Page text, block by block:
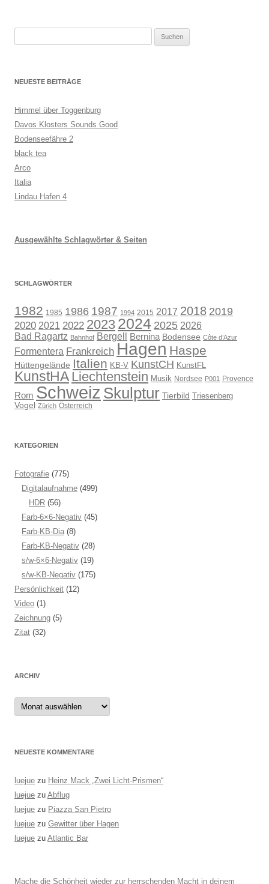
NEUESTE BEITRÄGE
Himmel über Toggenburg
Davos Klosters Sounds Good
Bodenseefähre 2
black tea
Arco
Italia
Lindau Hafen 4
Ausgewählte Schlagwörter & Seiten
SCHLAGWÖRTER
1982 1985 1986 1987 1994 2015 2017 2018 2019
2020 2021 2022 2023 2024 2025 2026
Bad Ragartz Bahnhof Bergell Bernina Bodensee Côte d’Azur
Formentera Frankreich Hagen Haspe
Hüttengelände Italien KB-V KunstCH KunstFL
KunstHA Liechtenstein Musik Nordsee P001 Provence
Rom Schweiz Skulptur Tierbild Triesenberg
Vogel
Zürich Österreich
KATEGORIEN
Fotografie (775)
Digitalaufnahme (499)
HDR (56)
Farb-6×6-Negativ (45)
Farb-KB-Dia (8)
Farb-KB-Negativ (28)
s/w-6×6-Negativ (19)
s/w-KB-Negativ (175)
Persönlichkeit (12)
Video (1)
Zeichnung (5)
Zitat (32)
ARCHIV
Archiv
NEUESTE KOMMENTARE
luejue zu Heinz Mack „Zwei Licht-Prismen“
luejue zu Abflug
luejue zu Piazza San Pietro
luejue zu Gewitter über Hagen
luejue zu Atlantic Bar
Mache die Schönheit wieder zur herrschenden Macht in deinem